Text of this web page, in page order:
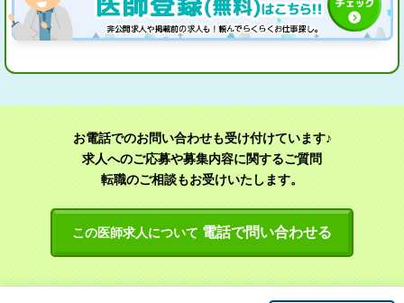
お電話でのお問い合わせも受け付けています♪
求人へのご応募や募集内容に関するご質問
転職のご相談もお受けいたします。
この医師求人について 電話で問い合わせる